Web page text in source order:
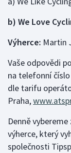
Golf
Gymnastika
Házená
Jezdectví
Krasobruslení
b) We Love
Výherce: Martin
Vaše odpovědi
na telefonní číslo
dle tarifu
Praha,
Denně
výherce, který
společnosti